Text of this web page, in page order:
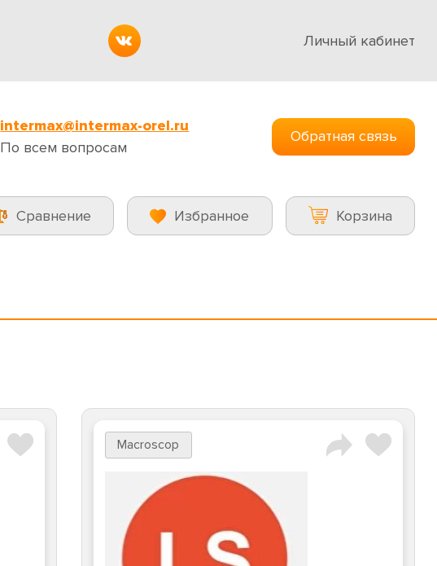
Личный кабинет
intermax@intermax-orel.ru
По всем вопросам
Обратная связь
Сравнение Избранное Корзина
Macroscop